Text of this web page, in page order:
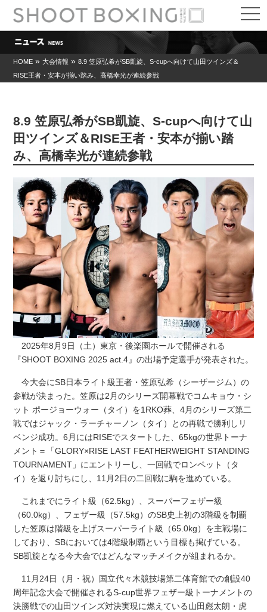
t
o
g
l
a
t
HOME »大会情報 »8.9 笠原弘希がSB凱旋、S-cupへ向けて山田ツインズ＆
RISE王者・安本が揃い踏み、高橋幸光が連続参戦
8.9 笠原弘希がSB凱旋、S-cupへ向けて山
田ツインズ＆RISE王者・安本が揃い踏
み、高橋幸光が連続参戦
2025年8月9日（土）東京・後楽園ホールで開催される
『SHOOT BOXING 2025 act.4』の出場予定選手が発表された。
今大会にSB日本ライト級王者・笠原弘希（シーザージム）の
参戦が決まった。笠原は2月のシリーズ開幕戦でコムキョウ・シ
ット ポージョーウォー（タイ）を1RKO葬、4月のシリーズ第二
戦ではジャック・ラーチャーノン（タイ）との再戦で勝利しリ
ベンジ成功。6月にはRISEでスタートした、65kgの世界トーナ
メント＝「GLORY×RISE LAST FEATHERWEIGHT STANDING
TOURNAMENT」にエントリーし、一回戦でロンペット（タ
イ）を返り討ちにし、11月2日の二回戦に駒を進めている。
これまでにライト級（62.5kg）、スーパーフェザー級
（60.0kg）、フェザー級（57.5kg）のSB史上初の3階級を制覇
した笠原は階級を上げスーパーライト級（65.0kg）を主戦場に
しており、SBにおいては4階級制覇という目標も掲げている。
SB凱旋となる今大会ではどんなマッチメイクが組まれるか。
11月24日（月・祝）国立代々木競技場第二体育館での創設40
周年記念大会で開催されるS-cup世界フェザー級トーナメントの
決勝戦での山田ツインズ対決実現に燃えている山田彪太朗・虎